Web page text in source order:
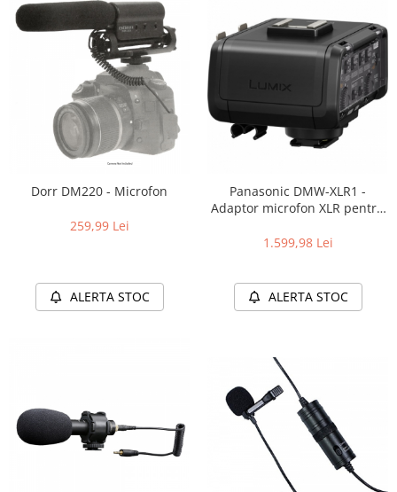
Dorr DM220 - Microfon
259,99 Lei
ALERTA STOC
Panasonic DMW-XLR1 -
Adaptor microfon XLR pentru
1.599,98 Lei
ALERTA STOC